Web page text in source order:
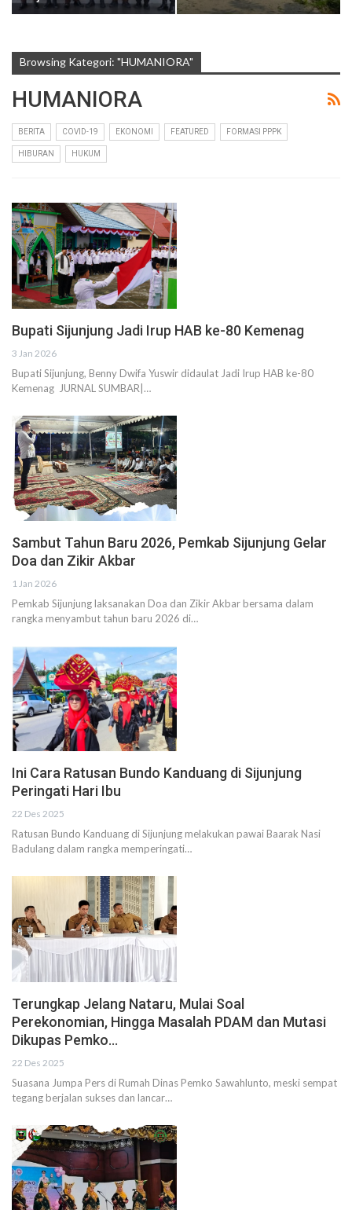
Browsing Kategori: "HUMANIORA"
HUMANIORA
BERITA COVID-19 EKONOMI FEATURED FORMASI PPPK
HIBURAN HUKUM
Bupati Sijunjung Jadi Irup HAB ke-80 Kemenag
3 Jan 2026
Bupati Sijunjung, Benny Dwifa Yuswir didaulat Jadi Irup HAB ke-80
Kemenag JURNAL SUMBAR|…
Sambut Tahun Baru 2026, Pemkab Sijunjung Gelar
Doa dan Zikir Akbar
1 Jan 2026
Pemkab Sijunjung laksanakan Doa dan Zikir Akbar bersama dalam
rangka menyambut tahun baru 2026 di…
Ini Cara Ratusan Bundo Kanduang di Sijunjung
Peringati Hari Ibu
22 Des 2025
Ratusan Bundo Kanduang di Sijunjung melakukan pawai Baarak Nasi
Badulang dalam rangka memperingati…
Terungkap Jelang Nataru, Mulai Soal
Perekonomian, Hingga Masalah PDAM dan Mutasi
Dikupas Pemko…
22 Des 2025
Suasana Jumpa Pers di Rumah Dinas Pemko Sawahlunto, meski sempat
tegang berjalan sukses dan lancar…